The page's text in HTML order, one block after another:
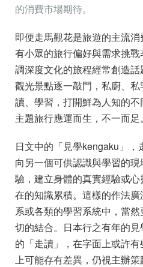
的消費市場期待。
即便走馬觀花是旅遊的主流
有小眾的旅行偏好與需求挑
調深度文化的旅程經常創造
觀光景點逐一敲門，私廚、
讀、學習，打開鮮為人知的
主題旅行應運而生，不一而足。
日文中的「見學kengaku」
向另一個可供認識與學習的
驗，建立身體的真實經驗或
在的知識累積。這樣的作法
系或各類的學習系統中，當
切的結合。日本行之有年的
的「走讀」，在字面上或許
上可能存有差異，仍視主辦